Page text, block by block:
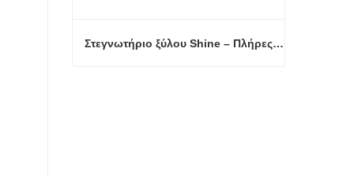
Στεγνωτήριο ξύλου Shine – Πλήρες πρότυπο μεταφόρτωσης προϊόντος